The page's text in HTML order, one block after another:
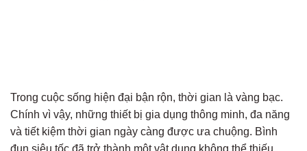
Trong cuộc sống hiện đại bận rộn, thời gian là vàng bạc.
Chính vì vậy, những thiết bị gia dụng thông minh, đa năng
và tiết kiệm thời gian ngày càng được ưa chuộng. Bình
đun siêu tốc đã trở thành một vật dụng không thể thiếu